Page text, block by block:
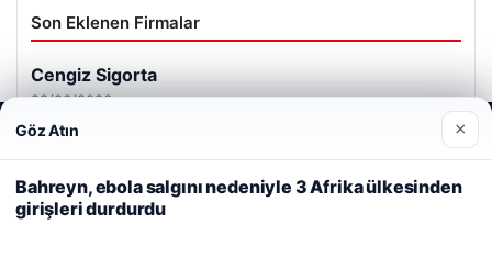
Son Eklenen Firmalar
Cengiz Sigorta
23/06/2026
Web sitemizi nasıl kullandığınızı daha iyi anlayabilmek,
deneyiminizi kişiselleştirmek ve geliştirmek amacıyla çerezler
kullanıyoruz.
Çerez Politikamız
Reddet Kabul Et
Göz Atın ×
Bahreyn, ebola salgını nedeniyle 3 Afrika ülkesinden
girişleri durdurdu